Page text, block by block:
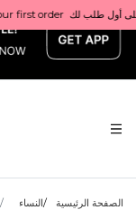
الصفحة الرئيسية النساء